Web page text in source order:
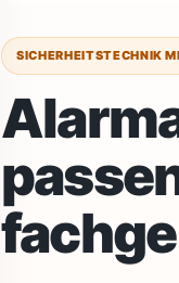
SICHERHEITSTECHNIK